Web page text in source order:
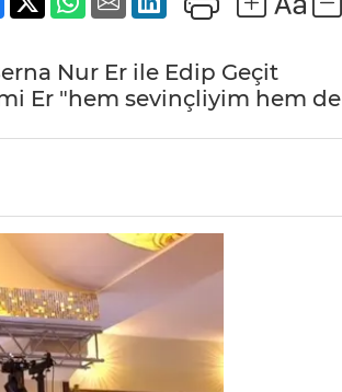
Nur Er ile Edip Geçit
Er "hem sevinçliyim hem de